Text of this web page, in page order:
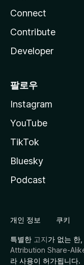
Connect
Contribute
Developer
팔로우
Instagram
YouTube
TikTok
Bluesky
Podcast
개인 정보 쿠키
특별한 고지가 없는 한
Attribution Share-
라 사용이 허가됩니다.